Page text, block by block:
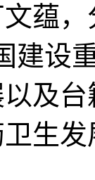
蕴
建设
及
生